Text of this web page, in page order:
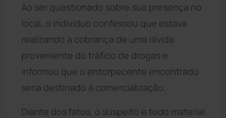
Ao ser questionado sobre sua presença no
local, o indivíduo confessou que estava
realizando a cobrança de uma dívida
proveniente do tráfico de drogas e
informou que o entorpecente encontrado
seria destinado à comercialização.
Diante dos fatos, o suspeito e todo material